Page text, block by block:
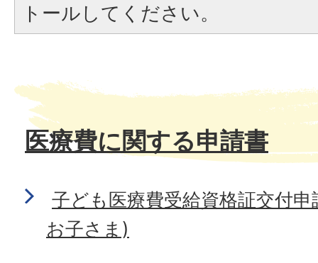
トールしてください。
医療費に関する申請書
子ども医療費受給資格証交付
お子さま)